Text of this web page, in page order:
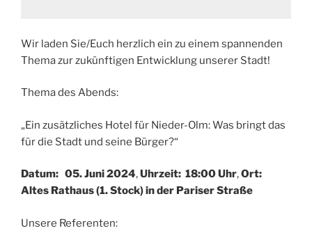
Wir laden Sie/Euch herzlich ein zu einem spannenden
Thema zur zukünftigen Entwicklung unserer Stadt!
Thema des Abends:
„Ein zusätzliches Hotel für Nieder-Olm: Was bringt das
für die Stadt und seine Bürger?“
Datum: 05. Juni 2024,Uhrzeit: 18:00 Uhr,Ort:
Altes Rathaus (1. Stock) in der Pariser Straße
Unsere Referenten: